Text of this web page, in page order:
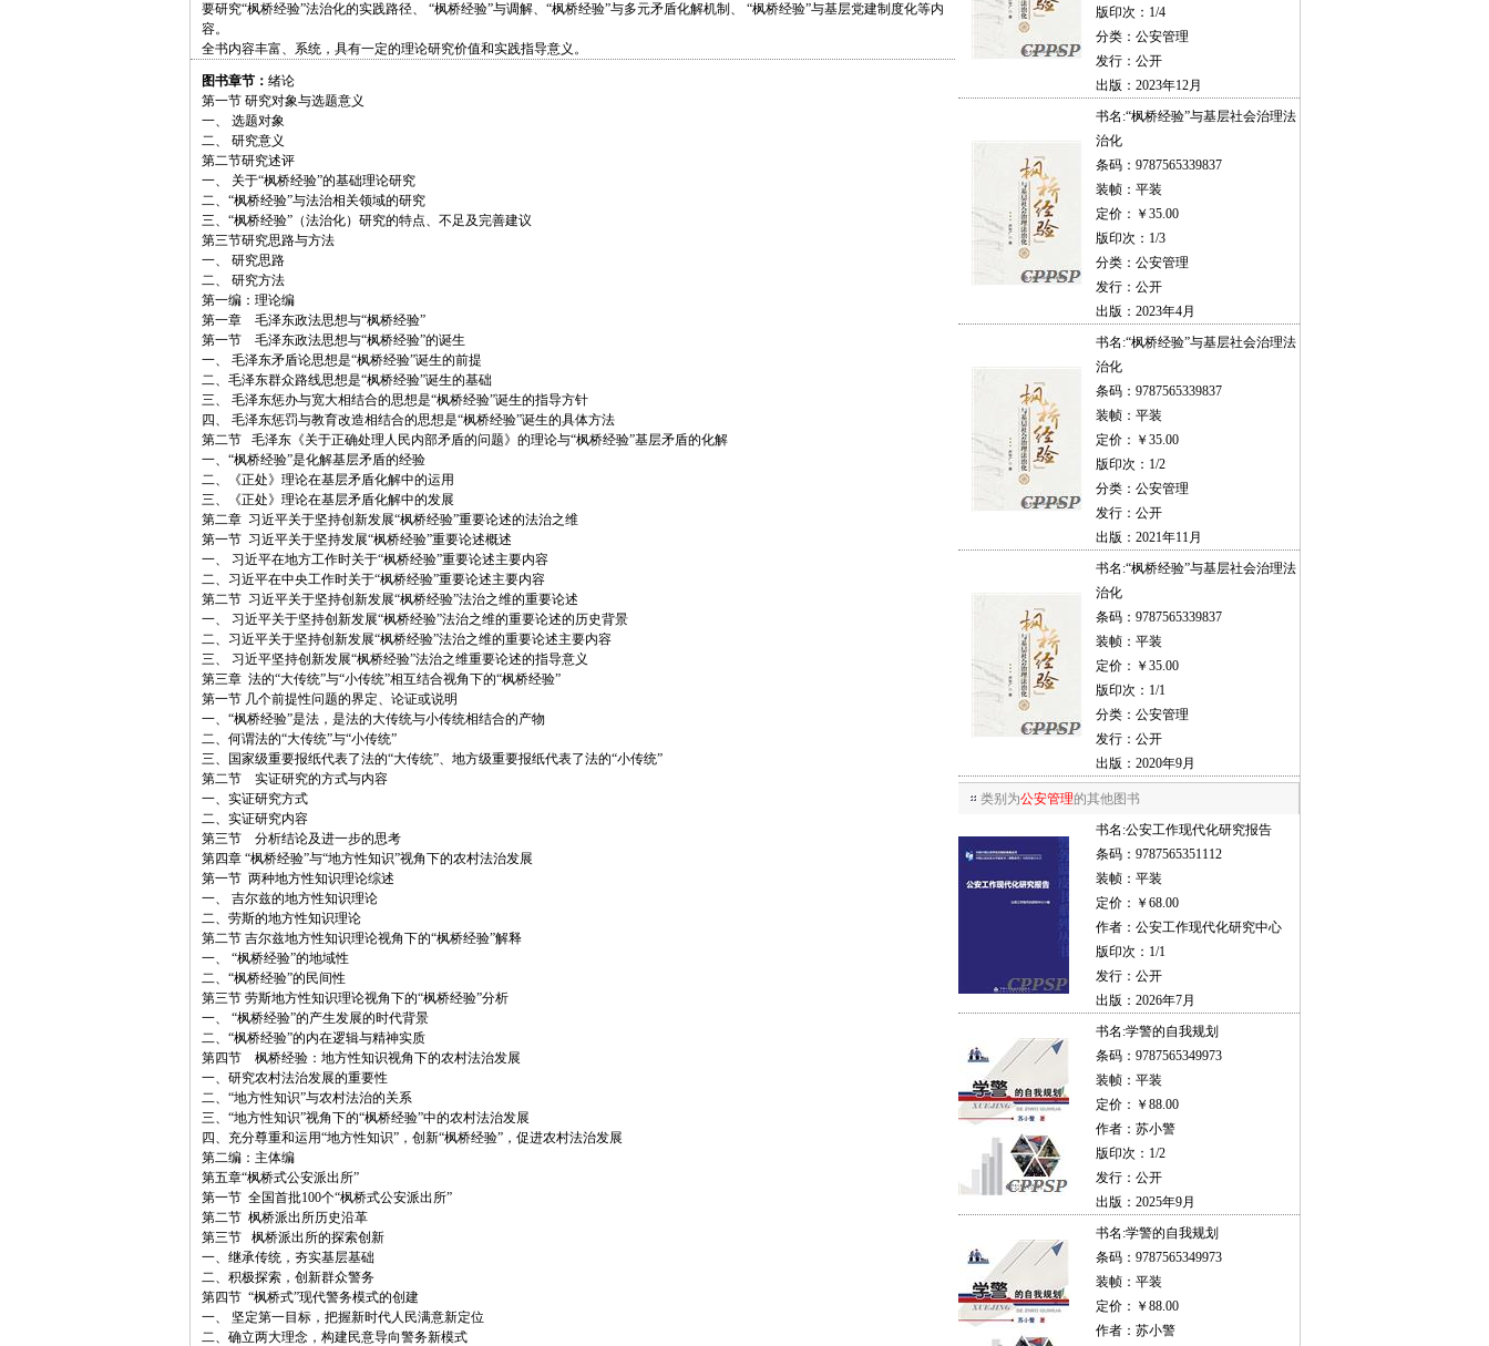
要研究“枫桥经验”法治化的实践路径、 “枫桥经验”与调解、“枫桥经验”与多元矛盾化解机制、 “枫桥经验”与基层党建制度化等内
容。
全书内容丰富、系统，具有一定的理论研究价值和实践指导意义。
图书章节： 绪论
第一节 研究对象与选题意义
一、 选题对象
二、 研究意义
第二节研究述评
一、 关于“枫桥经验”的基础理论研究
二、“枫桥经验”与法治相关领域的研究
三、“枫桥经验”（法治化）研究的特点、不足及完善建议
第三节研究思路与方法
一、 研究思路
二、 研究方法
第一编：理论编
第一章 毛泽东政法思想与“枫桥经验”
第一节 毛泽东政法思想与“枫桥经验”的诞生
一、 毛泽东矛盾论思想是“枫桥经验”诞生的前提
二、毛泽东群众路线思想是“枫桥经验”诞生的基础
三、 毛泽东惩办与宽大相结合的思想是“枫桥经验”诞生的指导方针
四、 毛泽东惩罚与教育改造相结合的思想是“枫桥经验”诞生的具体方法
第二节 毛泽东《关于正确处理人民内部矛盾的问题》的理论与“枫桥经验”基层矛盾的化解
一、“枫桥经验”是化解基层矛盾的经验
二、《正处》理论在基层矛盾化解中的运用
三、《正处》理论在基层矛盾化解中的发展
第二章 习近平关于坚持创新发展“枫桥经验”重要论述的法治之维
第一节 习近平关于坚持发展“枫桥经验”重要论述概述
一、 习近平在地方工作时关于“枫桥经验”重要论述主要内容
二、习近平在中央工作时关于“枫桥经验”重要论述主要内容
第二节 习近平关于坚持创新发展“枫桥经验”法治之维的重要论述
一、 习近平关于坚持创新发展“枫桥经验”法治之维的重要论述的历史背景
二、习近平关于坚持创新发展“枫桥经验”法治之维的重要论述主要内容
三、 习近平坚持创新发展“枫桥经验”法治之维重要论述的指导意义
第三章 法的“大传统”与“小传统”相互结合视角下的“枫桥经验”
第一节 几个前提性问题的界定、论证或说明
一、“枫桥经验”是法，是法的大传统与小传统相结合的产物
二、何谓法的“大传统”与“小传统”
三、国家级重要报纸代表了法的“大传统”、地方级重要报纸代表了法的“小传统”
第二节 实证研究的方式与内容
一、实证研究方式
二、实证研究内容
第三节 分析结论及进一步的思考
第四章 “枫桥经验”与“地方性知识”视角下的农村法治发展
第一节 两种地方性知识理论综述
一、 吉尔兹的地方性知识理论
二、劳斯的地方性知识理论
第二节 吉尔兹地方性知识理论视角下的“枫桥经验”解释
一、 “枫桥经验”的地域性
二、“枫桥经验”的民间性
第三节 劳斯地方性知识理论视角下的“枫桥经验”分析
一、 “枫桥经验”的产生发展的时代背景
二、“枫桥经验”的内在逻辑与精神实质
第四节 枫桥经验：地方性知识视角下的农村法治发展
一、研究农村法治发展的重要性
二、“地方性知识”与农村法治的关系
三、“地方性知识”视角下的“枫桥经验”中的农村法治发展
四、充分尊重和运用“地方性知识”，创新“枫桥经验”，促进农村法治发展
第二编：主体编
第五章“枫桥式公安派出所”
第一节 全国首批100个“枫桥式公安派出所”
第二节 枫桥派出所历史沿革
第三节 枫桥派出所的探索创新
一、继承传统，夯实基层基础
二、积极探索，创新群众警务
第四节 “枫桥式”现代警务模式的创建
一、 坚定第一目标，把握新时代人民满意新定位
二、确立两大理念，构建民意导向警务新模式
版印次：1/4
分类：公安管理
发行：公开
出版：2023年12月
书名:“枫桥经验”与基层社会治理法
治化
条码：9787565339837
装帧：平装
定价：￥35.00
版印次：1/3
分类：公安管理
发行：公开
出版：2023年4月
书名:“枫桥经验”与基层社会治理法
治化
条码：9787565339837
装帧：平装
定价：￥35.00
版印次：1/2
分类：公安管理
发行：公开
出版：2021年11月
书名:“枫桥经验”与基层社会治理法
治化
条码：9787565339837
装帧：平装
定价：￥35.00
版印次：1/1
分类：公安管理
发行：公开
出版：2020年9月
类别为公安管理的其他图书
书名:公安工作现代化研究报告
条码：9787565351112
装帧：平装
定价：￥68.00
作者：公安工作现代化研究中心
版印次：1/1
发行：公开
出版：2026年7月
书名:学警的自我规划
条码：9787565349973
装帧：平装
定价：￥88.00
作者：苏小警
版印次：1/2
发行：公开
出版：2025年9月
书名:学警的自我规划
条码：9787565349973
装帧：平装
定价：￥88.00
作者：苏小警